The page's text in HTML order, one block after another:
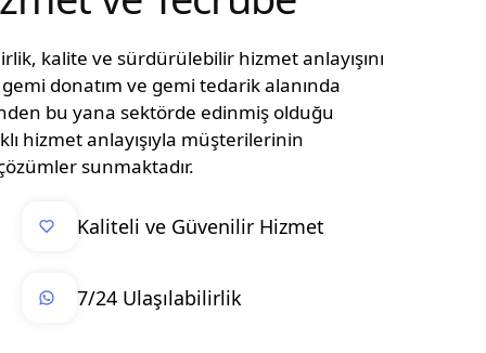
kalite ve sürdürülebilir hizmet anlayışını
donatım ve gemi tedarik alanında
bu yana sektörde edinmiş olduğu
hizmet anlayışıyla müşterilerinin
sunmaktadır.
Kaliteli ve Güvenilir Hizmet
7/24 Ulaşılabilirlik